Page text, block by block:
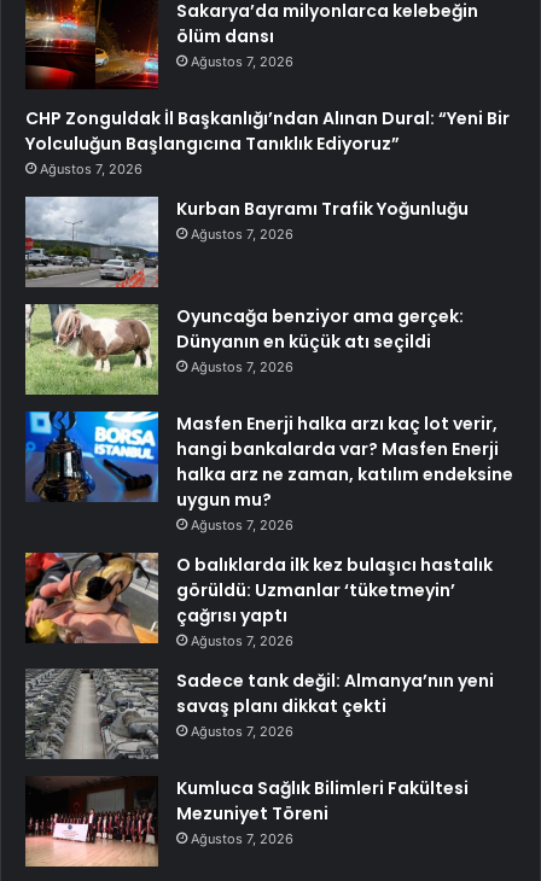
Sakarya’da milyonlarca kelebeğin
ölüm dansı
Ağustos 7, 2026
CHP Zonguldak İl Başkanlığı’ndan Alınan Dural: “Yeni Bir
Yolculuğun Başlangıcına Tanıklık Ediyoruz”
Ağustos 7, 2026
Kurban Bayramı Trafik Yoğunluğu
Ağustos 7, 2026
Oyuncağa benziyor ama gerçek:
Dünyanın en küçük atı seçildi
Ağustos 7, 2026
Masfen Enerji halka arzı kaç lot verir,
hangi bankalarda var? Masfen Enerji
halka arz ne zaman, katılım endeksine
uygun mu?
Ağustos 7, 2026
O balıklarda ilk kez bulaşıcı hastalık
görüldü: Uzmanlar ‘tüketmeyin’
çağrısı yaptı
Ağustos 7, 2026
Sadece tank değil: Almanya’nın yeni
savaş planı dikkat çekti
Ağustos 7, 2026
Kumluca Sağlık Bilimleri Fakültesi
Mezuniyet Töreni
Ağustos 7, 2026